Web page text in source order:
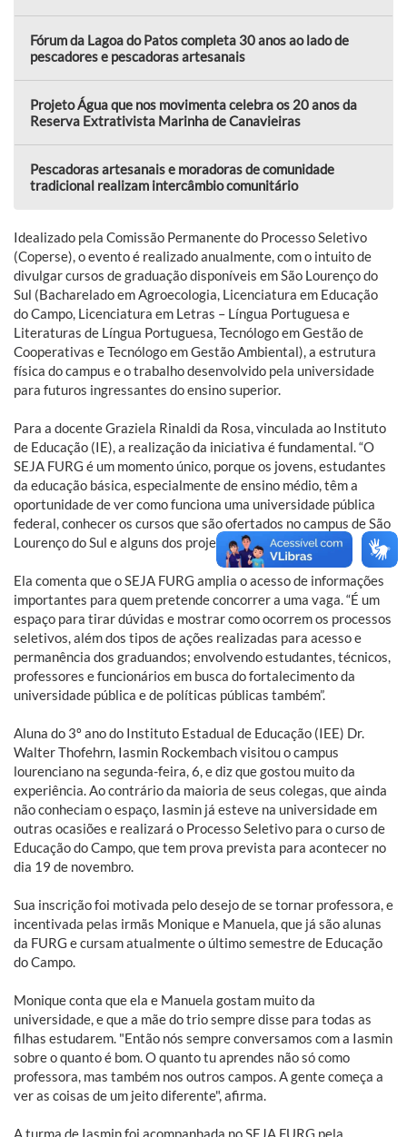
Fórum da Lagoa do Patos completa 30 anos ao lado de
pescadores e pescadoras artesanais
Projeto Água que nos movimenta celebra os 20 anos da
Reserva Extrativista Marinha de Canavieiras
Pescadoras artesanais e moradoras de comunidade
tradicional realizam intercâmbio comunitário
Idealizado pela Comissão Permanente do Processo Seletivo
(Coperse), o evento é realizado anualmente, com o intuito de
divulgar cursos de graduação disponíveis em São Lourenço do
Sul (Bacharelado em Agroecologia, Licenciatura em Educação
do Campo, Licenciatura em Letras – Língua Portuguesa e
Literaturas de Língua Portuguesa, Tecnólogo em Gestão de
Cooperativas e Tecnólogo em Gestão Ambiental), a estrutura
física do campus e o trabalho desenvolvido pela universidade
para futuros ingressantes do ensino superior.
Para a docente Graziela Rinaldi da Rosa, vinculada ao Instituto
de Educação (IE), a realização da iniciativa é fundamental. “O
SEJA FURG é um momento único, porque os jovens, estudantes
da educação básica, especialmente de ensino médio, têm a
oportunidade de ver como funciona uma universidade pública
federal, conhecer os cursos que são ofertados no campus de São
Lourenço do Sul e alguns dos projetos”.
Ela comenta que o SEJA FURG amplia o acesso de informações
importantes para quem pretende concorrer a uma vaga. “É um
espaço para tirar dúvidas e mostrar como ocorrem os processos
seletivos, além dos tipos de ações realizadas para acesso e
permanência dos graduandos; envolvendo estudantes, técnicos,
professores e funcionários em busca do fortalecimento da
universidade pública e de políticas públicas também”.
Aluna do 3º ano do Instituto Estadual de Educação (IEE) Dr.
Walter Thofehrn, Iasmin Rockembach visitou o campus
lourenciano na segunda-feira, 6, e diz que gostou muito da
experiência. Ao contrário da maioria de seus colegas, que ainda
não conheciam o espaço, Iasmin já esteve na universidade em
outras ocasiões e realizará o Processo Seletivo para o curso de
Educação do Campo, que tem prova prevista para acontecer no
dia 19 de novembro.
Sua inscrição foi motivada pelo desejo de se tornar professora, e
incentivada pelas irmãs Monique e Manuela, que já são alunas
da FURG e cursam atualmente o último semestre de Educação
do Campo.
Monique conta que ela e Manuela gostam muito da
universidade, e que a mãe do trio sempre disse para todas as
filhas estudarem. "Então nós sempre conversamos com a Iasmin
sobre o quanto é bom. O quanto tu aprendes não só como
professora, mas também nos outros campos. A gente começa a
ver as coisas de um jeito diferente", afirma.
A turma de Iasmin foi acompanhada no SEJA FURG pela